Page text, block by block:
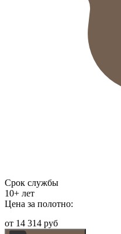
Срок службы
10+ лет
Цена за полотно:
от 14 314 руб